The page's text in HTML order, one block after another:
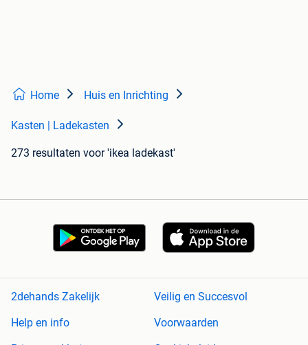
Home Huis en Inrichting
Kasten | Ladekasten
273 resultaten voor 'ikea ladekast'
2dehands Zakelijk
Veilig en Succesvol
Help en info
Voorwaarden